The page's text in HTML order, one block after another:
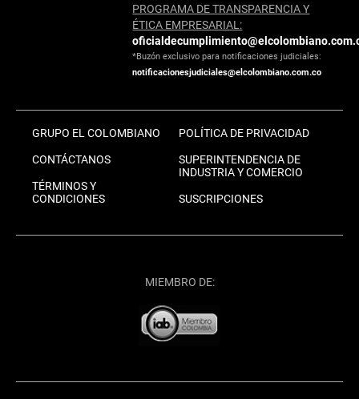
PROGRAMA DE TRANSPARENCIA Y
ÉTICA EMPRESARIAL:
*Buzón exclusivo para notificaciones judiciales:
notificacionesjudiciales@elcolombiano.com.co
GRUPO EL COLOMBIANO
CONTÁCTANOS
TÉRMINOS Y
CONDICIONES
POLÍTICA DE PRIVACIDAD
SUPERINTENDENCIA DE
INDUSTRIA Y COMERCIO
SUSCRIPCIONES
MIEMBRO DE: